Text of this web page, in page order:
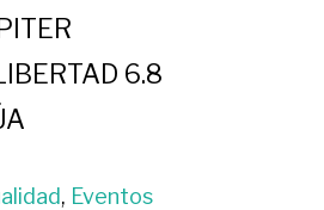
6.8
, Eventos